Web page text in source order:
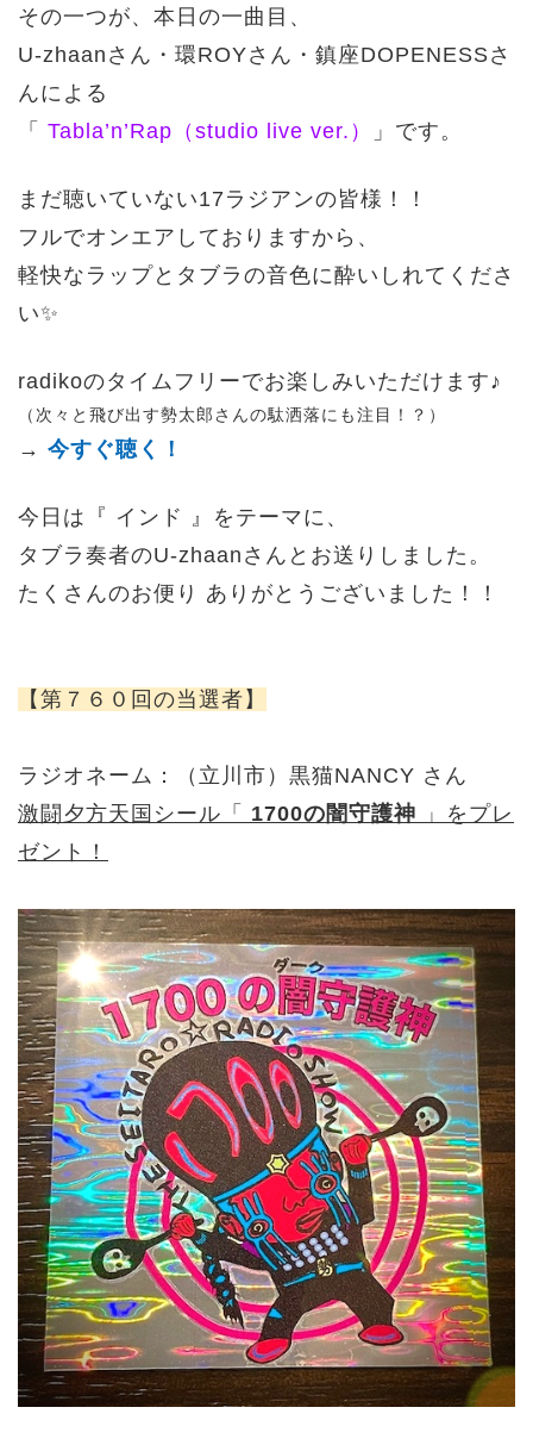
その一つが、本日の一曲目、
U-zhaanさん・環ROYさん・鎮座DOPENESSさ
んによる
「 Tabla’n’Rap（studio live ver.） 」です。
まだ聴いていない17ラジアンの皆様！！
フルでオンエアしておりますから、
軽快なラップとタブラの音色に酔いしれてくださ
い✨
radikoのタイムフリーでお楽しみいただけます♪
（次々と飛び出す勢太郎さんの駄洒落にも注目！？）
→ 今すぐ聴く！
今日は『 インド 』をテーマに、
タブラ奏者のU-zhaanさんとお送りしました。
たくさんのお便り ありがとうございました！！
【第７６０回の当選者】
ラジオネーム：（立川市）黒猫NANCY さん
激闘夕方天国シール「 1700の闇守護神 」をプレ
ゼント！